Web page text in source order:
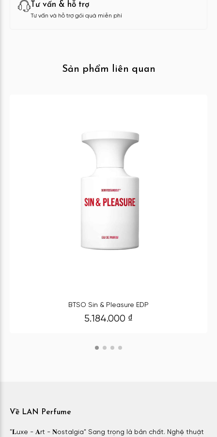
Tư vấn & hỗ trợ
Tư vấn và hỗ trợ gói quà miễn phí
Sản phẩm liên quan
BTSO Sin & Pleasure EDP
5.184.000 ₫
Về LAN Perfume
"𝐋uxe - 𝐀rt - 𝐍ostalgia" Sang trọng là bản chất. Nghệ thuật